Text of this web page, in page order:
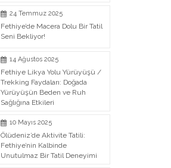
24 Temmuz 2025
Fethiye’de Macera Dolu Bir Tatil
Seni Bekliyor!
14 Ağustos 2025
Fethiye Likya Yolu Yürüyüşü /
Trekking Faydaları: Doğada
Yürüyüşün Beden ve Ruh
Sağlığına Etkileri
10 Mayıs 2025
Ölüdeniz’de Aktivite Tatili:
Fethiye’nin Kalbinde
Unutulmaz Bir Tatil Deneyimi